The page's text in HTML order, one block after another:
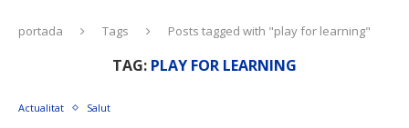
portada Tags Posts tagged with "play for learning"
TAG: PLAY FOR LEARNING
Actualitat Salut